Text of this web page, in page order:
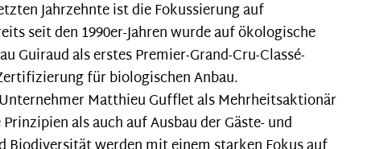
Jahrzehnte ist die Fokussierung auf
seit den 1990er-Jahren wurde auf ökologische
Guiraud als erstes Premier-Grand-Cru-Classé-
für biologischen Anbau.
Matthieu Gufflet als Mehrheitsaktionär
als auch auf Ausbau der Gäste- und